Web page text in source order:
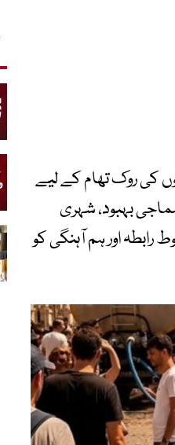
کی روک تھام کے لیے
بہبود، شہری
رابطہ اور ہم آہنگی کو